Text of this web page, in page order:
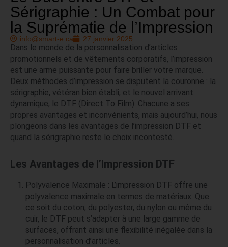
Sérigraphie : Un Combat pour
la Suprématie de l’Impression
info@smart-e.ca 27 janvier 2025
Dans le monde de la personnalisation d’articles
promotionnels et de vêtements corporatifs, l’impression
est une arme puissante pour faire briller votre marque.
Deux méthodes d’impression se disputent la couronne : la
sérigraphie, vétéran bien établi, et le nouvel arrivant
dynamique, le DTF (Direct To Film). Chacune a ses
propres avantages et inconvénients, mais aujourd’hui, nous
plongeons dans les avantages de l’impression DTF et
quand la sérigraphie reste le choix incontesté.
Les Avantages de l’Impression DTF
Polyvalence Maximale : L’impression DTF offre une
polyvalence maximale en termes de matériaux. Que
ce soit du coton, du polyester, du nylon ou même du
cuir, le DTF peut s’adapter à une large gamme de
surfaces, offrant ainsi une flexibilité inégalée dans la
personnalisation d’articles.